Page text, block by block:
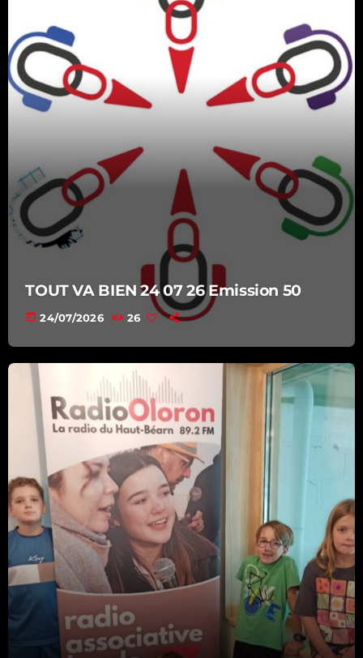
TOUT VA BIEN 24 07 26 Emission 50
today 24/07/2026 26